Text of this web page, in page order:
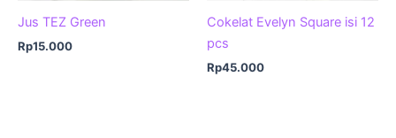
Jus TEZ Green
Rp15.000
Cokelat Evelyn Square isi 12
pcs
Rp45.000